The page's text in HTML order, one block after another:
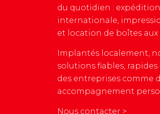
du quotidien :
internationale,
et location de boîtes aux
Implantés localement,
solutions fiables,
des entreprises comme
accompagnement
Nous contacter >